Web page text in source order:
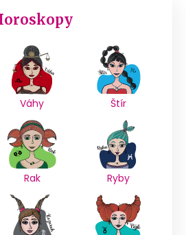
Váhy Štír
Rak Ryby